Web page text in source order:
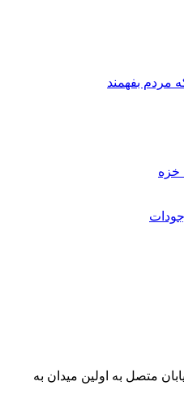
مردم بفهمند
خزه
متصل به اولین میدان به